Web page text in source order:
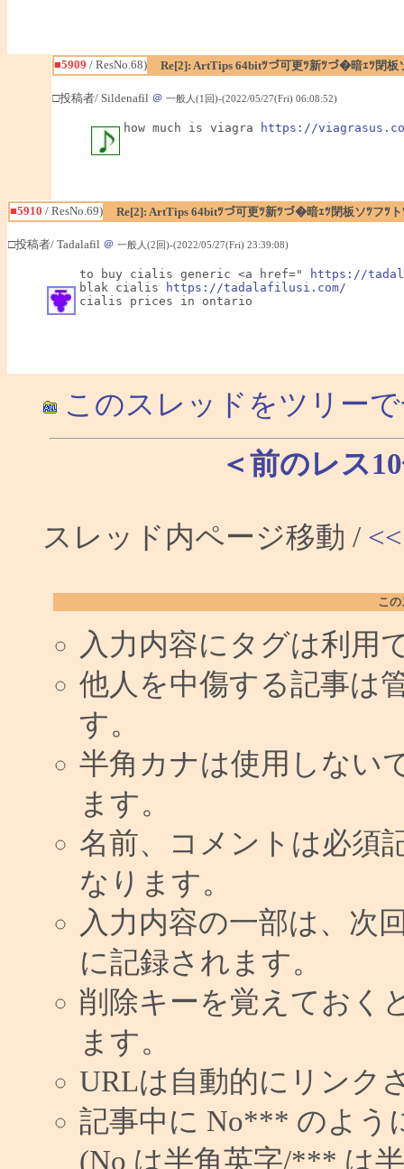
■5909 / ResNo.68) Re[2]: ArtTips 64bitﾂづ可更ﾂ新ﾂづ�暗ｪﾂ閉
□投稿者/ Sildenafil ＠ 一般人(1回)-(2022/05/27(Fri) 06:08:52)
how much is viagra https://
■5910 / ResNo.69) Re[2]: ArtTips 64bitﾂづ可更ﾂ新ﾂづ�暗ｪﾂ閉板ソﾂフﾂ
□投稿者/ Tadalafil ＠ 一般人(2回)-(2022/05/27(Fri) 23:39:08)
to buy cialis generic <a href="
https://
blak cialis
https://tadalafilusi.com/
cialis prices in ontario
このスレッドをツリー
＜前のレス
スレッド内ページ移動 / <<
こ
入力内容にタグは利用
他人を中傷する記事は
す。
半角カナは使用しない
ます。
名前、コメントは必須
なります。
入力内容の一部は、次
に記録されます。
削除キーを覚えておく
ます。
URLは自動的にリンク
記事中に No*** のよう
(No は半角英字/*** は